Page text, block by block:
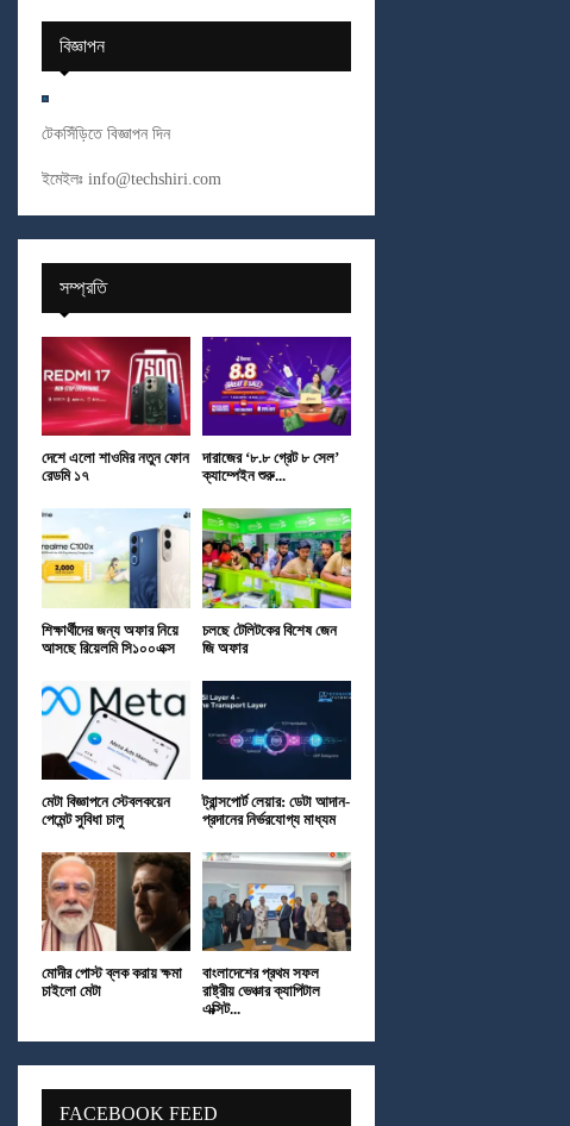
বিজ্ঞাপন
টেকসিঁড়িতে বিজ্ঞাপন দিন
ইমেইলঃ info@techshiri.com
সম্প্রতি
দেশে এলো শাওমির নতুন ফোন
রেডমি ১৭
দারাজের ‘৮.৮ গ্রেট ৮ সেল’
ক্যাম্পেইন শুরু...
শিক্ষার্থীদের জন্য অফার নিয়ে
আসছে রিয়েলমি সি১০০এক্স
চলছে টেলিটকের বিশেষ জেন
জি অফার
মেটা বিজ্ঞাপনে স্টেবলকয়েন
পেমেন্ট সুবিধা চালু
ট্রান্সপোর্ট লেয়ার: ডেটা আদান-
প্রদানের নির্ভরযোগ্য মাধ্যম
মোদীর পোস্ট ব্লক করায় ক্ষমা
চাইলো মেটা
বাংলাদেশের প্রথম সফল
রাষ্ট্রীয় ভেঞ্চার ক্যাপিটাল
এক্সিট...
FACEBOOK FEED